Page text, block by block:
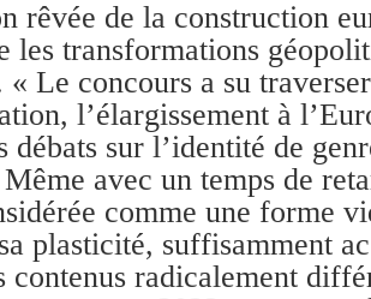
rêvée de la construction
les transformations
« Le concours a su
l’élargissement à
débats sur l’identité de
avec un temps de
comme une forme
plasticité, suffisamment
contenus radicalement